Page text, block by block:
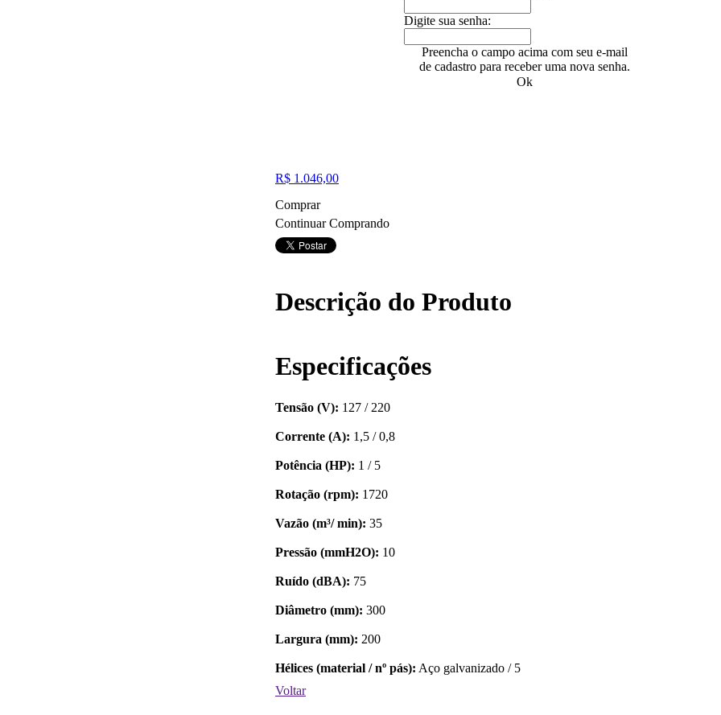
R$ 1.046,00
Comprar
Continuar Comprando
Descrição do Produto
Especificações
Tensão (V): 127 / 220
Corrente (A): 1,5 / 0,8
Potência (HP): 1 / 5
Rotação (rpm): 1720
Vazão (m³/ min): 35
Pressão (mmH2O): 10
Ruído (dBA): 75
Diâmetro (mm): 300
Largura (mm): 200
Hélices (material / nº pás): Aço galvanizado / 5
Voltar
Digite sua senha:
Preencha o campo acima com seu e-mail
de cadastro para receber uma nova senha.
Ok